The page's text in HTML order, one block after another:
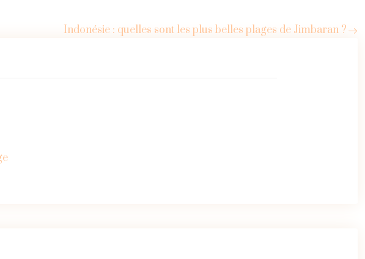
Indonésie : quelles sont les plus belles plages de Jimbaran ?